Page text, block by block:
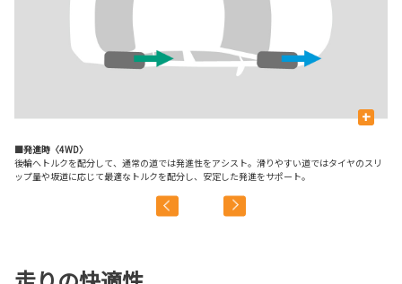
+
■発進時〈4WD〉
後輪へトルクを配分して、通常の道では発進性をアシスト。滑りやすい道ではタイヤのスリ
ップ量や坂道に応じて最適なトルクを配分し、安定した発進をサポート。